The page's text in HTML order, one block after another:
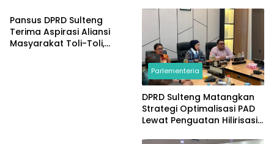
Pansus DPRD Sulteng
Terima Aspirasi Aliansi
Masyarakat Toli-Toli,
Parlementeria
DPRD Sulteng Matangkan
Strategi Optimalisasi PAD
Lewat Penguatan Hilirisasi